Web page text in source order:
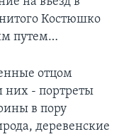
Костюшко
путем…
отцом
них - портреты
в пору
деревенские